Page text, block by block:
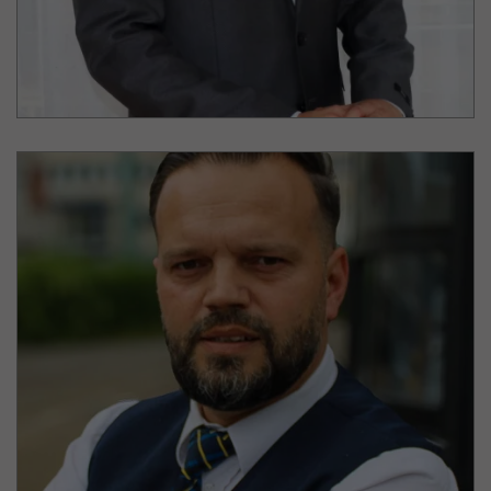
Florian Matthäus
BVG
Teamleiter der Dienstzuteilung